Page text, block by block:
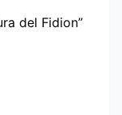
del Fidion”